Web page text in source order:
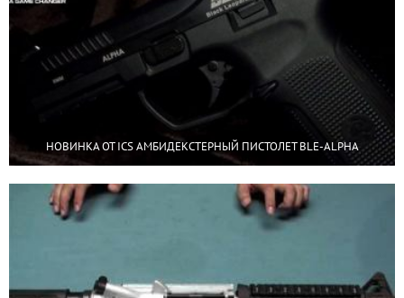
НОВИНКА ОТ ICS АМБИДЕКСТЕРНЫЙ ПИСТОЛЕТ BLE-ALPHA